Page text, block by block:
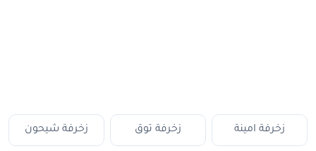
زخرفة امينة زخرفة توق زخرفة شيحون